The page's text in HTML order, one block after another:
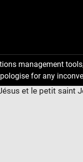
management
for any